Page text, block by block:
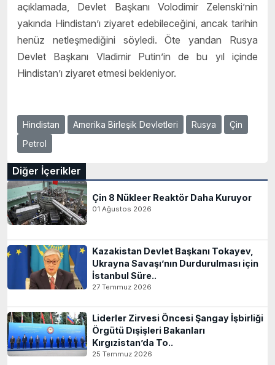
açıklamada, Devlet Başkanı Volodimir Zelenski’nin
yakında Hindistan’ı ziyaret edebileceğini, ancak tarihin
henüz netleşmediğini söyledi. Öte yandan Rusya
Devlet Başkanı Vladimir Putin’in de bu yıl içinde
Hindistan’ı ziyaret etmesi bekleniyor.
Hindistan Amerika Birleşik Devletleri Rusya
Çin
Petrol
Diğer İçerikler
Çin 8 Nükleer Reaktör Daha Kuruyor
01 Ağustos 2026
Kazakistan Devlet Başkanı Tokayev,
Ukrayna Savaşı’nın Durdurulması için
İstanbul Süre..
27 Temmuz 2026
Liderler Zirvesi Öncesi Şangay İşbirliği
Örgütü Dışişleri Bakanları
Kırgızistan’da To..
25 Temmuz 2026